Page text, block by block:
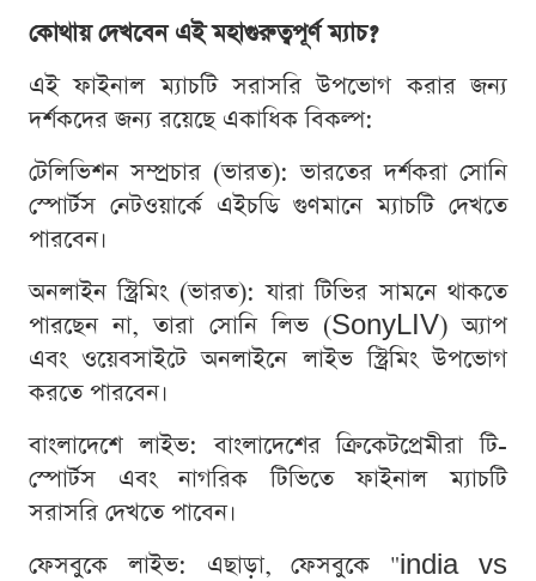
কোথায় দেখবেন এই মহাগুরুত্বপূর্ণ ম্যাচ?
এই ফাইনাল ম্যাচটি সরাসরি উপভোগ করার জন্য
দর্শকদের জন্য রয়েছে একাধিক বিকল্প:
টেলিভিশন সম্প্রচার (ভারত): ভারতের দর্শকরা সোনি
স্পোর্টস নেটওয়ার্কে এইচডি গুণমানে ম্যাচটি দেখতে
পারবেন।
অনলাইন স্ট্রিমিং (ভারত): যারা টিভির সামনে থাকতে
পারছেন না, তারা সোনি লিভ (SonyLIV) অ্যাপ
এবং ওয়েবসাইটে অনলাইনে লাইভ স্ট্রিমিং উপভোগ
করতে পারবেন।
বাংলাদেশে লাইভ: বাংলাদেশের ক্রিকেটপ্রেমীরা টি-
স্পোর্টস এবং নাগরিক টিভিতে ফাইনাল ম্যাচটি
সরাসরি দেখতে পাবেন।
ফেসবুকে লাইভ: এছাড়া, ফেসবুকে "india vs